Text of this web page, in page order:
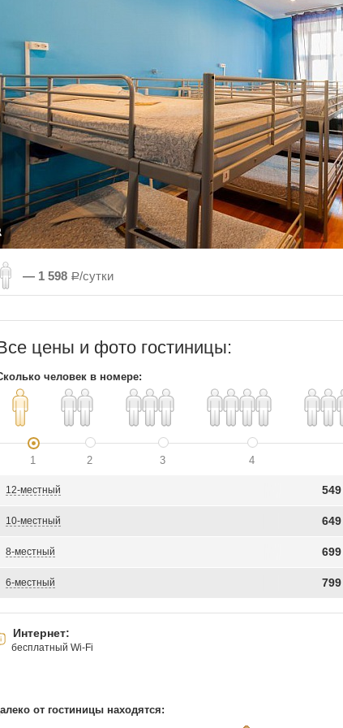
— 1 598 Р/сутки
цены и фото гостиницы:
человек в номере:
1 2 3 4
12-местный 549
10-местный 649
8-местный 699
6-местный 799
Интернет:
бесплатный Wi-Fi
от гостиницы находятся: